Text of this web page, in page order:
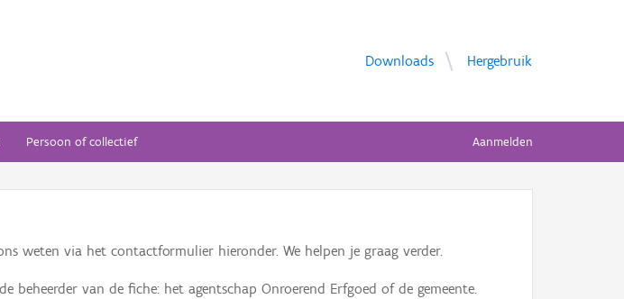
Downloads Hergebruik
Persoon of collectief Aanmelden
weten via het contactformulier hieronder. We helpen je graag verder.
van de fiche: het agentschap Onroerend Erfgoed of de gemeente.